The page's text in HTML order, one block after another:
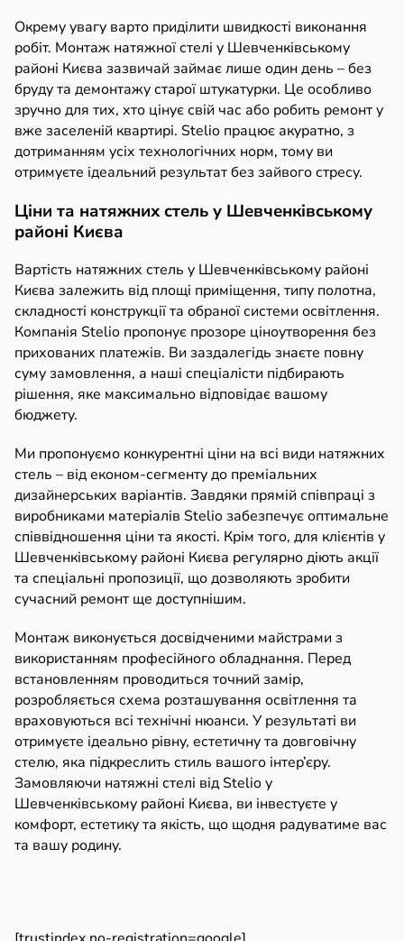
Окрему увагу варто приділити швидкості виконання
робіт. Монтаж натяжної стелі у Шевченківському
районі Києва зазвичай займає лише один день – без
бруду та демонтажу старої штукатурки. Це особливо
зручно для тих, хто цінує свій час або робить ремонт у
вже заселеній квартирі. Stelio працює акуратно, з
дотриманням усіх технологічних норм, тому ви
отримуєте ідеальний результат без зайвого стресу.
Ціни та натяжних стель у Шевченківському
районі Києва
Вартість натяжних стель у Шевченківському районі
Києва залежить від площі приміщення, типу полотна,
складності конструкції та обраної системи освітлення.
Компанія Stelio пропонує прозоре ціноутворення без
прихованих платежів. Ви заздалегідь знаєте повну
суму замовлення, а наші спеціалісти підбирають
рішення, яке максимально відповідає вашому
бюджету.
Ми пропонуємо конкурентні ціни на всі види натяжних
стель – від економ-сегменту до преміальних
дизайнерських варіантів. Завдяки прямій співпраці з
виробниками матеріалів Stelio забезпечує оптимальне
співвідношення ціни та якості. Крім того, для клієнтів у
Шевченківському районі Києва регулярно діють акції
та спеціальні пропозиції, що дозволяють зробити
сучасний ремонт ще доступнішим.
Монтаж виконується досвідченими майстрами з
використанням професійного обладнання. Перед
встановленням проводиться точний замір,
розробляється схема розташування освітлення та
враховуються всі технічні нюанси. У результаті ви
отримуєте ідеально рівну, естетичну та довговічну
стелю, яка підкреслить стиль вашого інтер’єру.
Замовляючи натяжні стелі від Stelio у
Шевченківському районі Києва, ви інвестуєте у
комфорт, естетику та якість, що щодня радуватиме вас
та вашу родину.